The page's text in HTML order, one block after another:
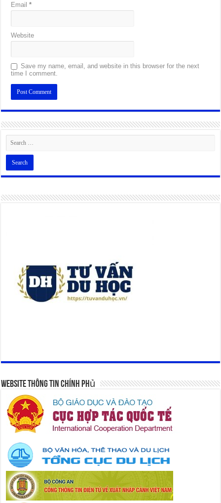
Email*
Website
Save my name, email, and website in this browser for the next
time I comment.
Alternative:
Website Thông Tin Chính Phủ